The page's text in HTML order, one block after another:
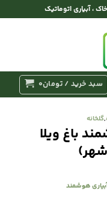
، آبیاری اتوماتیک
سبد خرید /تومان0
,گلخانه
باغ ویلا
هوشمند